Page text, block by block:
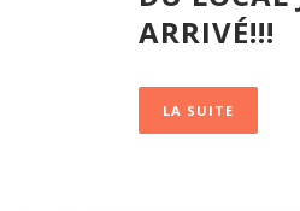
ARRIVÉ!!!
LA SUITE